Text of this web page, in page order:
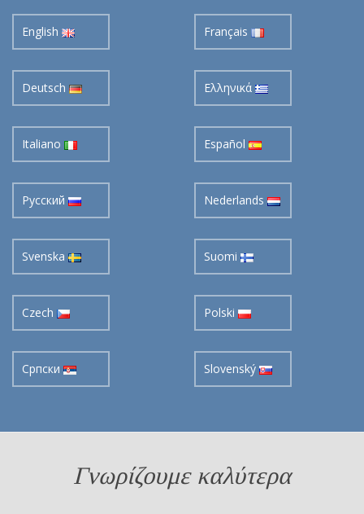
English Français
Deutsch Ελληνικά
Italiano Español
Pусский Nederlands
Svenska Suomi
Czech Polski
Cрпски Slovenský
Γνωρίζουμε καλύτερα